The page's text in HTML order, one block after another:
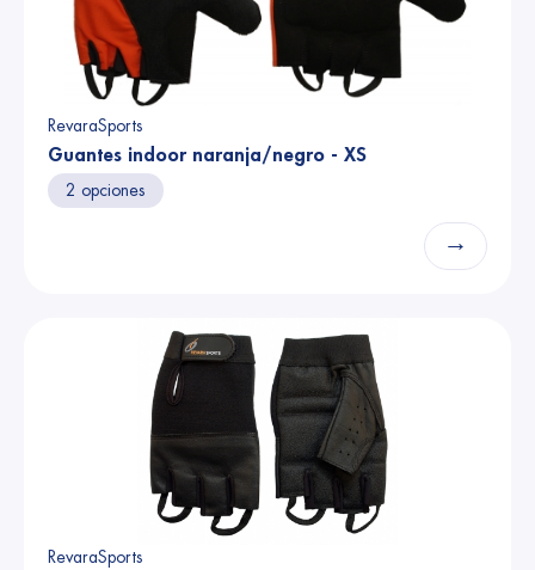
RevaraSports
Guantes indoor naranja/negro - XS
2 opciones
→
RevaraSports